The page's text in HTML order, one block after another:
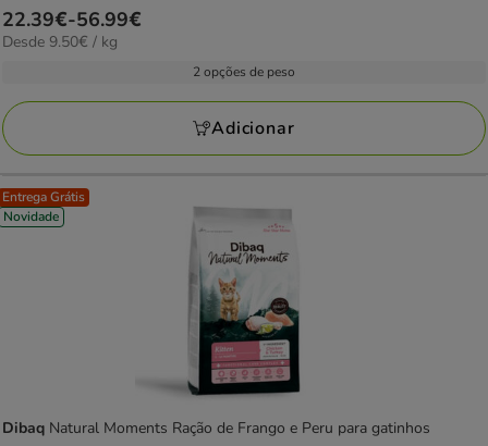
Preço
de
56.99€
22.39€-56.99€
9.50€
Desde 9.50€ / kg
2 opções de peso
Adicionar
Entrega Grátis
Novidade
Dibaq Natural Moments Ração de Frango e Peru para gatinhos